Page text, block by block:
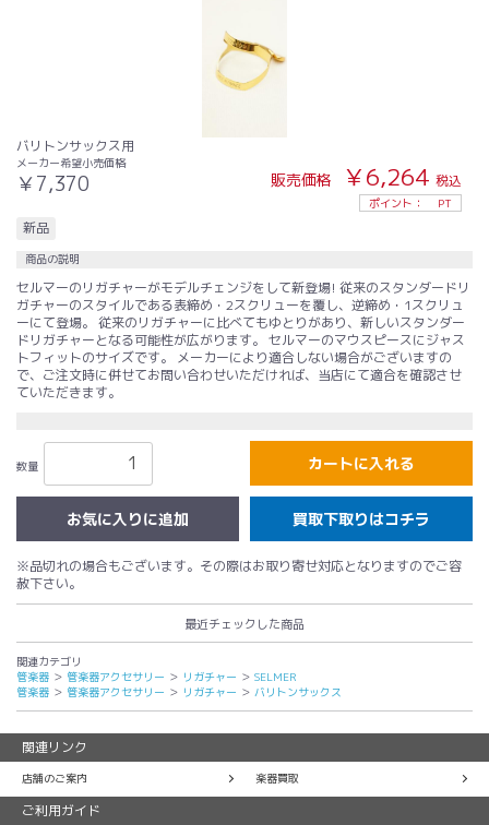
バリトンサックス用
メーカー希望小売価格
￥7,370 販売価格 ￥6,264 税込
ポイント： PT
新品
商品の説明
セルマーのリガチャーがモデルチェンジをして新登場! 従来のスタンダードリ
ガチャーのスタイルである表締め・2スクリューを覆し、逆締め・1スクリュ
ーにて登場。 従来のリガチャーに比べてもゆとりがあり、新しいスタンダー
ドリガチャーとなる可能性が広がります。 セルマーのマウスピースにジャス
トフィットのサイズです。 メーカーにより適合しない場合がございますの
で、ご注文時に併せてお問い合わせいただければ、当店にて適合を確認させ
ていただきます。
数量 カートに入れる
買取下取りはコチラ
※品切れの場合もございます。その際はお取り寄せ対応となりますのでご容
赦下さい。
最近チェックした商品
関連カテゴリ
管楽器 ＞ 管楽器アクセサリー ＞ リガチャー ＞ SELMER
管楽器 ＞ 管楽器アクセサリー ＞ リガチャー ＞ バリトンサックス
関連リンク
店舗のご案内 楽器買取
ご利用ガイド